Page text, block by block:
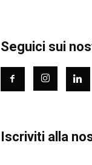
Seguici sui
Iscriviti alla